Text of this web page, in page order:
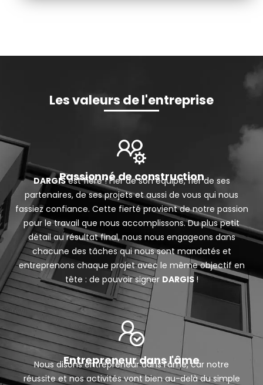
Les valeurs de l'entreprise
Passionné de construction
DARGISest fière ! Fier de son équipe, fier de ses
partenaires, de ses projets et aussi de vous qui nous
fassiez confiance. Cette fierté provient de notre passion
pour le travail que nous accomplissons. Du plus petit
détail au résultat final, nous nous engageons dans
chacune des tâches qui nous sont mandatés et
entreprenons chaque projet avec le même objectif en
tête : de pouvoir signer DARGIS !
Entrepreneur dans l'âme
Nous disons entrepreneur dans l’âme, car notre
réussite et nos activités vont bien au-delà du simple